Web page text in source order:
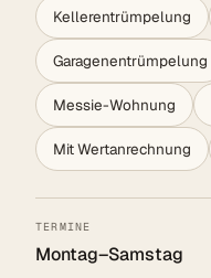
Kellerentrümpelung
Garagenentrümpelung
Messie-Wohnung
Mit Wertanrechnung
TERMINE
Montag–Samstag